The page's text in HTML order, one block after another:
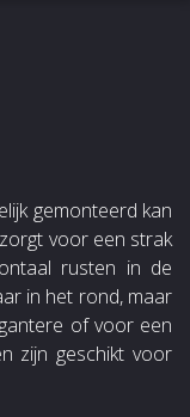
gemonteerd kan
voor een strak
rusten in de
in het rond, maar
of voor een
zijn geschikt voor